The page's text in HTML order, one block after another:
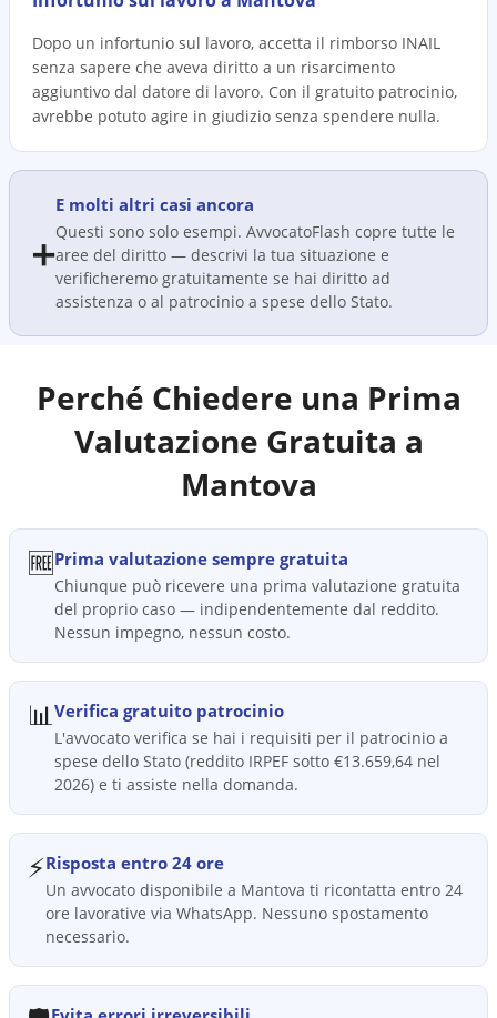
Dopo un infortunio sul lavoro, accetta il rimborso INAIL
senza sapere che aveva diritto a un risarcimento
aggiuntivo dal datore di lavoro. Con il gratuito patrocinio,
avrebbe potuto agire in giudizio senza spendere nulla.
➕
E molti altri casi ancora
Questi sono solo esempi. AvvocatoFlash copre tutte le
aree del diritto — descrivi la tua situazione e
verificheremo gratuitamente se hai diritto ad
assistenza o al patrocinio a spese dello Stato.
Perché Chiedere una Prima
Valutazione Gratuita a
Mantova
🆓Prima valutazione sempre gratuita
Chiunque può ricevere una prima valutazione gratuita
del proprio caso — indipendentemente dal reddito.
Nessun impegno, nessun costo.
📊Verifica gratuito patrocinio
L'avvocato verifica se hai i requisiti per il patrocinio a
spese dello Stato (reddito IRPEF sotto €13.659,64 nel
2026) e ti assiste nella domanda.
⚡Risposta entro 24 ore
Un avvocato disponibile a Mantova ti ricontatta entro 24
ore lavorative via WhatsApp. Nessuno spostamento
necessario.